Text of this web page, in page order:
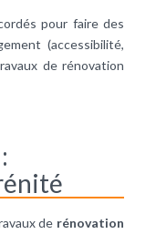
pour faire des
(accessibilité,
de rénovation
de rénovation